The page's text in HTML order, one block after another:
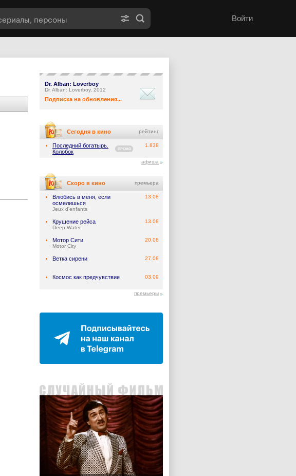
Войти
Dr. Alban: Loverboy
Dr. Alban: Loverboy, 2012
Подписка на обновления...
Сегодня в кино рейтинг
Последний богатырь.
Колобок
ПРОМО
1.838
афиша
Скоро в кино премьера
Влюбись в меня, если
осмелишься
Jeux d'enfants
13.08
Крушение рейса
Deep Water
13.08
Мотор Сити
Motor City
20.08
Ветка сирени 27.08
Космос как предчувствие 03.09
премьеры